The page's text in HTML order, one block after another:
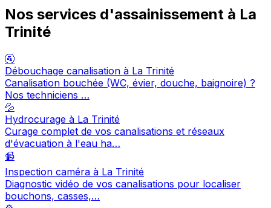
Nos services d'assainissement à La
Trinité
🚰
Débouchage canalisation à La Trinité
Canalisation bouchée (WC, évier, douche, baignoire) ?
Nos techniciens …
💦
Hydrocurage à La Trinité
Curage complet de vos canalisations et réseaux
d'évacuation à l'eau ha…
📹
Inspection caméra à La Trinité
Diagnostic vidéo de vos canalisations pour localiser
bouchons, casses,…